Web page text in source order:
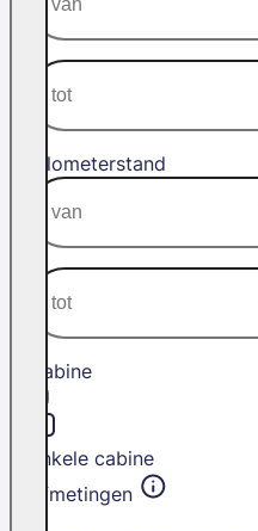
Kilometerstand
Cabine
Enkele cabine
Afmetingen